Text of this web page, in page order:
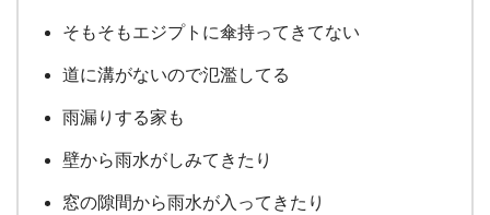
そもそもエジプトに傘持ってきてない
道に溝がないので氾濫してる
雨漏りする家も
壁から雨水がしみてきたり
窓の隙間から雨水が入ってきたり